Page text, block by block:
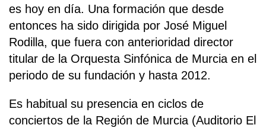
es hoy en día. Una formación que desde
entonces ha sido dirigida por José Miguel
Rodilla, que fuera con anterioridad director
titular de la Orquesta Sinfónica de Murcia en el
periodo de su fundación y hasta 2012.
Es habitual su presencia en ciclos de
conciertos de la Región de Murcia (Auditorio El